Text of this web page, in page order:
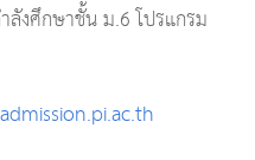
งศึกษาชั้น ม.6 โปรแกรม